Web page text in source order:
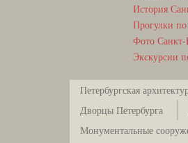
История
Прогулки
Фото Санкт-
Экскурсии
Петербургская
Дворцы Петербурга
Монументальные